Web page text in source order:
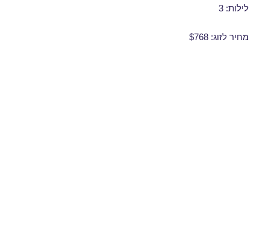
לילות: 3
מחיר לזוג: $768